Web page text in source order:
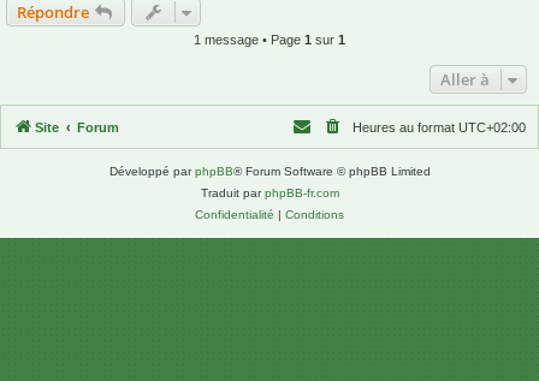
Répondre
1 message • Page 1 sur 1
Aller à
Site Forum Heures au format UTC+02:00
Développé parphpBB® Forum Software © phpBB Limited
Traduit parphpBB-fr.com
Confidentialité | Conditions